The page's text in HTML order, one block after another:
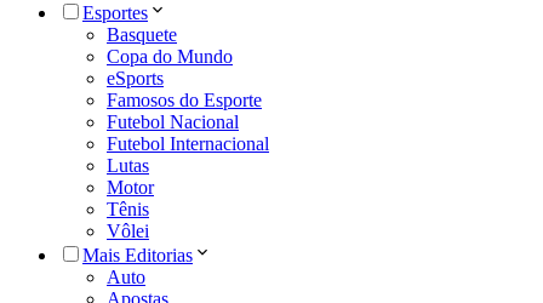
Esportes
Basquete
Copa do Mundo
eSports
Famosos do Esporte
Futebol Nacional
Futebol Internacional
Lutas
Motor
Tênis
Vôlei
Mais Editorias
Auto
Apostas